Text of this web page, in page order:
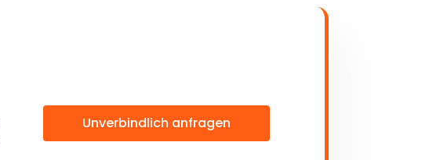
Unverbindlich anfragen